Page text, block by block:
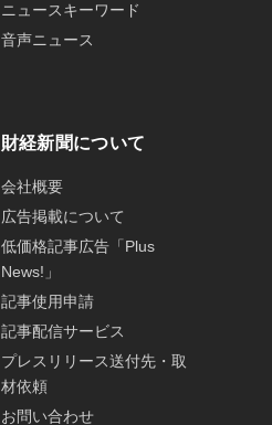
ニュースキーワード
音声ニュース
財経新聞について
会社概要
広告掲載について
低価格記事広告「Plus
News!」
記事使用申請
記事配信サービス
プレスリリース送付先・取
材依頼
お問い合わせ